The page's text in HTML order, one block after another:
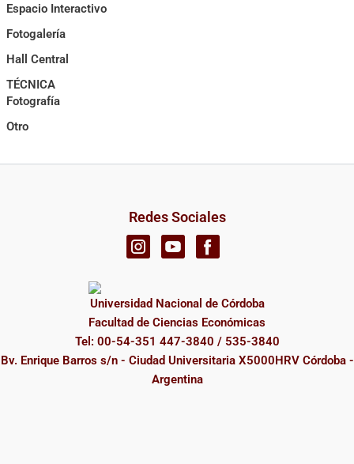
Espacio Interactivo
Fotogalería
Hall Central
TÉCNICA
Fotografía
Otro
Redes Sociales
Universidad Nacional de Córdoba
Facultad de Ciencias Económicas
Tel: 00-54-351 447-3840 / 535-3840
Bv. Enrique Barros s/n - Ciudad Universitaria X5000HRV Córdoba -
Argentina